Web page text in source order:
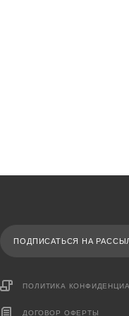
ПОДПИСАТЬСЯ НА
ПОЛИТИКА
ДОГОВОР ОФЕРТЫ